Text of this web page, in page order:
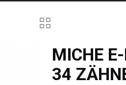
MICHE
34